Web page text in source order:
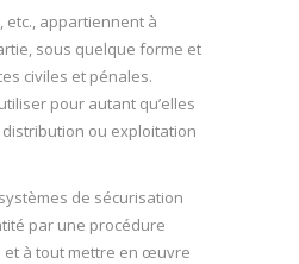
appartiennent à
sous quelque forme et
civiles et pénales.
pour autant qu’elles
ou exploitation
de sécurisation
par une procédure
et à tout mettre en œuvre